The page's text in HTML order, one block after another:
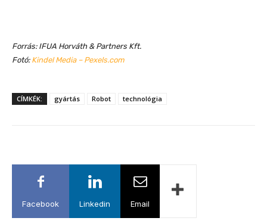
Forrás: IFUA Horváth & Partners Kft.
Fotó: Kindel Media – Pexels.com
CÍMKÉK: gyártás Robot technológia
Facebook Linkedin Email